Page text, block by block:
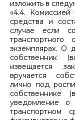
изложить в
«4.4. Комиссией
средства и
случае если
транспортного
экземплярах. О
собственник
извещается
вручается
лично под
собственнике
уведомление о
транспортном